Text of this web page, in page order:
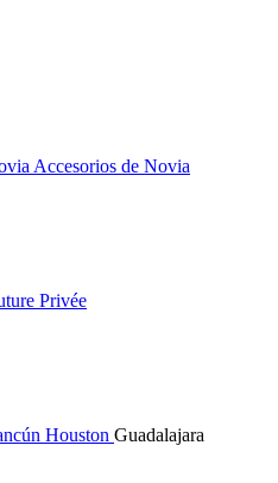
Accesorios de Novia
Privée
Houston Guadalajara